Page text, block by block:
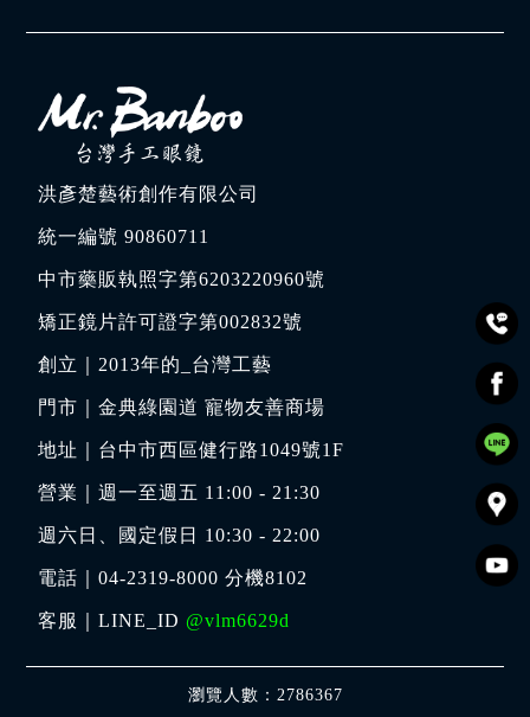
洪彥楚藝術創作有限公司
統一編號 90860711
中市藥販執照字第6203220960號
矯正鏡片許可證字第002832號
創立｜2013年的_台灣工藝
門市｜金典綠園道 寵物友善商場
地址｜ 台中市西區健行路1049號1F
營業｜週一至週五 11:00 - 21:30
週六日、國定假日 10:30 - 22:00
電話｜04-2319-8000 分機8102
客服｜LINE_ID @vlm6629d
瀏覽人數：2786367